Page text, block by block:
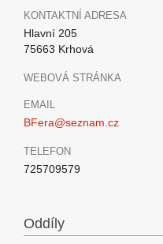
KONTAKTNÍ ADRESA
Hlavní 205
75663 Krhová
WEBOVÁ STRÁNKA
EMAIL
BFera@seznam.cz
TELEFON
725709579
Oddíly